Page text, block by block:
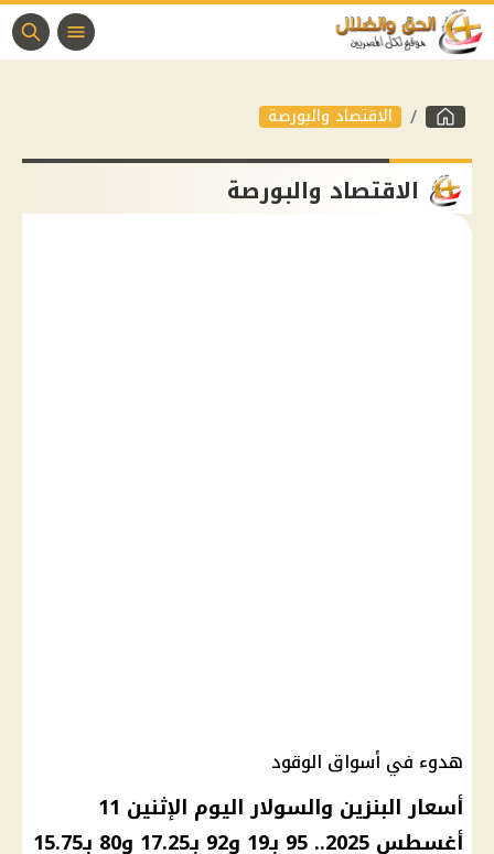
الاقتصاد والبورصة
الاقتصاد والبورصة
هدوء في أسواق الوقود
أسعار البنزين والسولار اليوم الإثنين 11
أغسطس 2025.. 95 بـ19 و92 بـ17.25 و80 بـ15.75